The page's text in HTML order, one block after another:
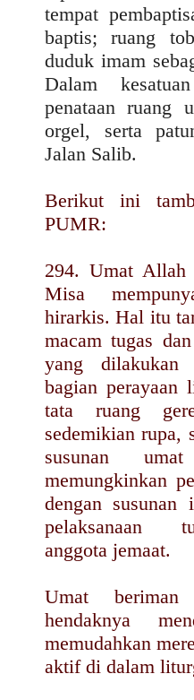
tempat
baptis; ruang
duduk imam
Dalam
penataan ruang
orgel, serta
Jalan Salib.
Berikut ini
PUMR:
294. Umat Allah
Misa
hirarkis. Hal itu
macam tugas
yang dilakukan
bagian perayaan
tata ruang
sedemikian rupa,
susunan
memungkinkan
dengan susunan
pelaksanaan
anggota jemaat.
Umat
hendaknya
memudahkan
aktif di dalam